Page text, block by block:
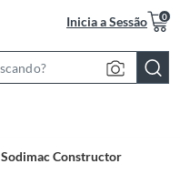
Inicia a Sessão 0
S
c
Sodimac Constructor